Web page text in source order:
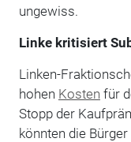
ungewiss.
Linke kritisiert
Linken-
hohen Kosten für
Stopp der
könnten die Bürger